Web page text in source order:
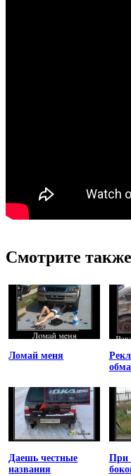
Смотрите
Ломай меня
Даешь честные
названия
При